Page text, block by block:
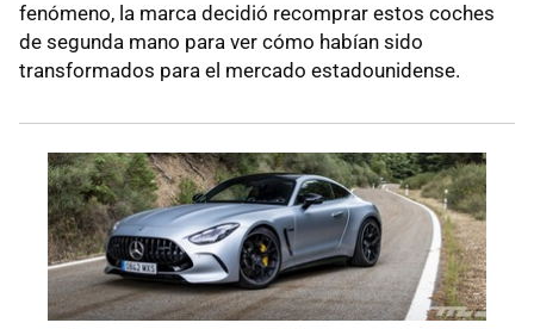
fenómeno, la marca decidió recomprar estos coches
de segunda mano para ver cómo habían sido
transformados para el mercado estadounidense.